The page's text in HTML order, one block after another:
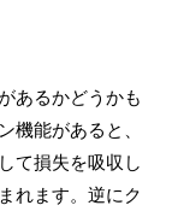
あるかどうかも
機能があると、
て損失を吸収し
れます。逆にク